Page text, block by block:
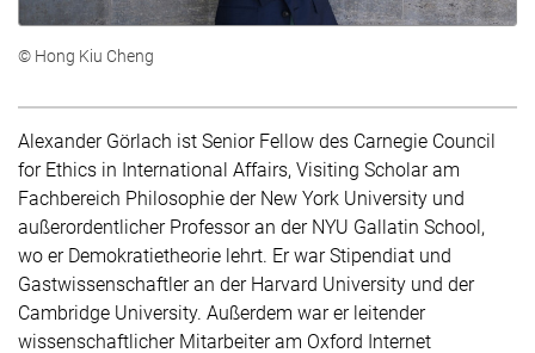
Alexander Görlach ist Senior Fellow des Carnegie Council
for Ethics in International Affairs, Visiting Scholar am
Fachbereich Philosophie der New York University und
außerordentlicher Professor an der NYU Gallatin School,
wo er Demokratietheorie lehrt. Er war Stipendiat und
Gastwissenschaftler an der Harvard University und der
Cambridge University. Außerdem war er leitender
wissenschaftlicher Mitarbeiter am Oxford Internet
© Hong Kiu Cheng